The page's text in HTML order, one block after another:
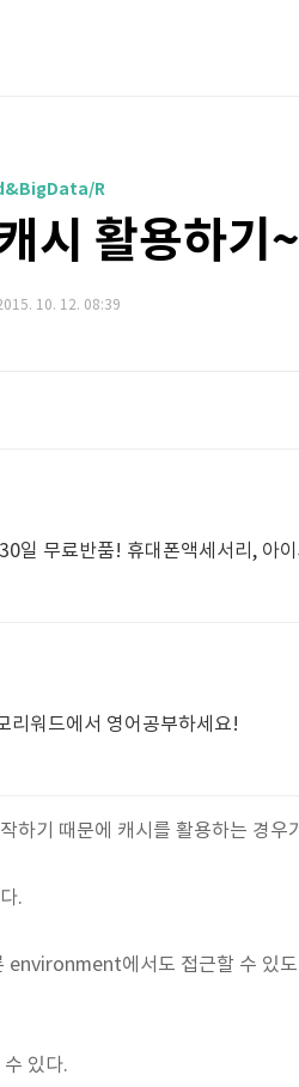
R
시 활용하기~
10. 12. 08:39
일 무료반품! 휴대폰액세서리, 아
리워드에서 영어공부하세요!
하기 때문에 캐시를 활용하는 경
.
에서도 접근할 수 있
있다.